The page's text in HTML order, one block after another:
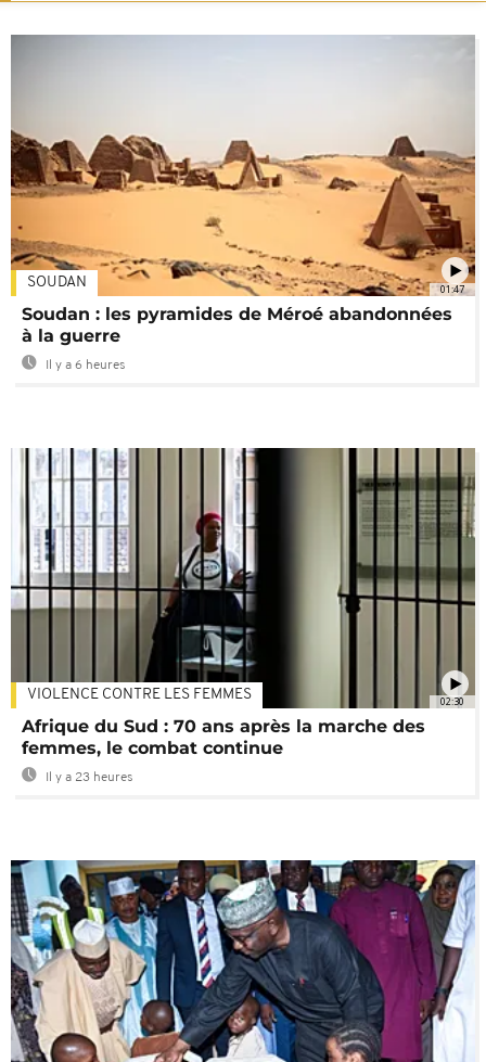
01:47
SOUDAN
Soudan : les pyramides de Méroé abandonnées
à la guerre
Il y a 6 heures
02:30
VIOLENCE CONTRE LES FEMMES
Afrique du Sud : 70 ans après la marche des
femmes, le combat continue
Il y a 23 heures